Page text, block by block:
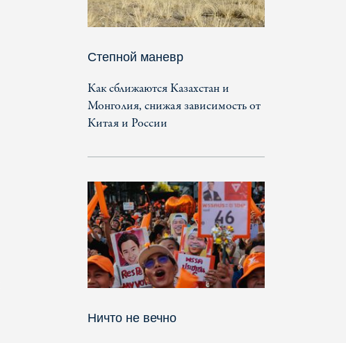
Степной маневр
Как сближаются Казахстан и
Монголия, снижая зависимость от
Китая и России
Ничто не вечно